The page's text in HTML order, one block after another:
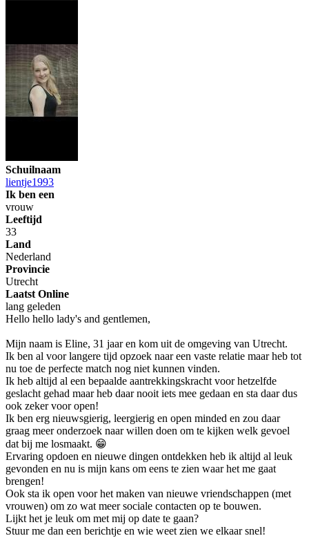
Schuilnaam
lientje1993
Ik ben een
vrouw
Leeftijd
33
Land
Nederland
Provincie
Utrecht
Laatst Online
lang geleden
Hello hello lady's and gentlemen,
Mijn naam is Eline, 31 jaar en kom uit de omgeving van Utrecht.
Ik ben al voor langere tijd opzoek naar een vaste relatie maar heb tot
nu toe de perfecte match nog niet kunnen vinden.
Ik heb altijd al een bepaalde aantrekkingskracht voor hetzelfde
geslacht gehad maar heb daar nooit iets mee gedaan en sta daar dus
ook zeker voor open!
Ik ben erg nieuwsgierig, leergierig en open minded en zou daar
graag meer onderzoek naar willen doen om te kijken welk gevoel
dat bij me losmaakt. 😁
Ervaring opdoen en nieuwe dingen ontdekken heb ik altijd al leuk
gevonden en nu is mijn kans om eens te zien waar het me gaat
brengen!
Ook sta ik open voor het maken van nieuwe vriendschappen (met
vrouwen) om zo wat meer sociale contacten op te bouwen.
Lijkt het je leuk om met mij op date te gaan?
Stuur me dan een berichtje en wie weet zien we elkaar snel!